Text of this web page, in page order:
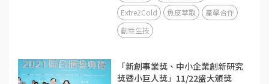
Extre2Cold
魚皮萃取
產學合作
創甡生技
「新創事業獎、中小企業創新研究
獎暨小巨人獎」11/22盛大頒獎